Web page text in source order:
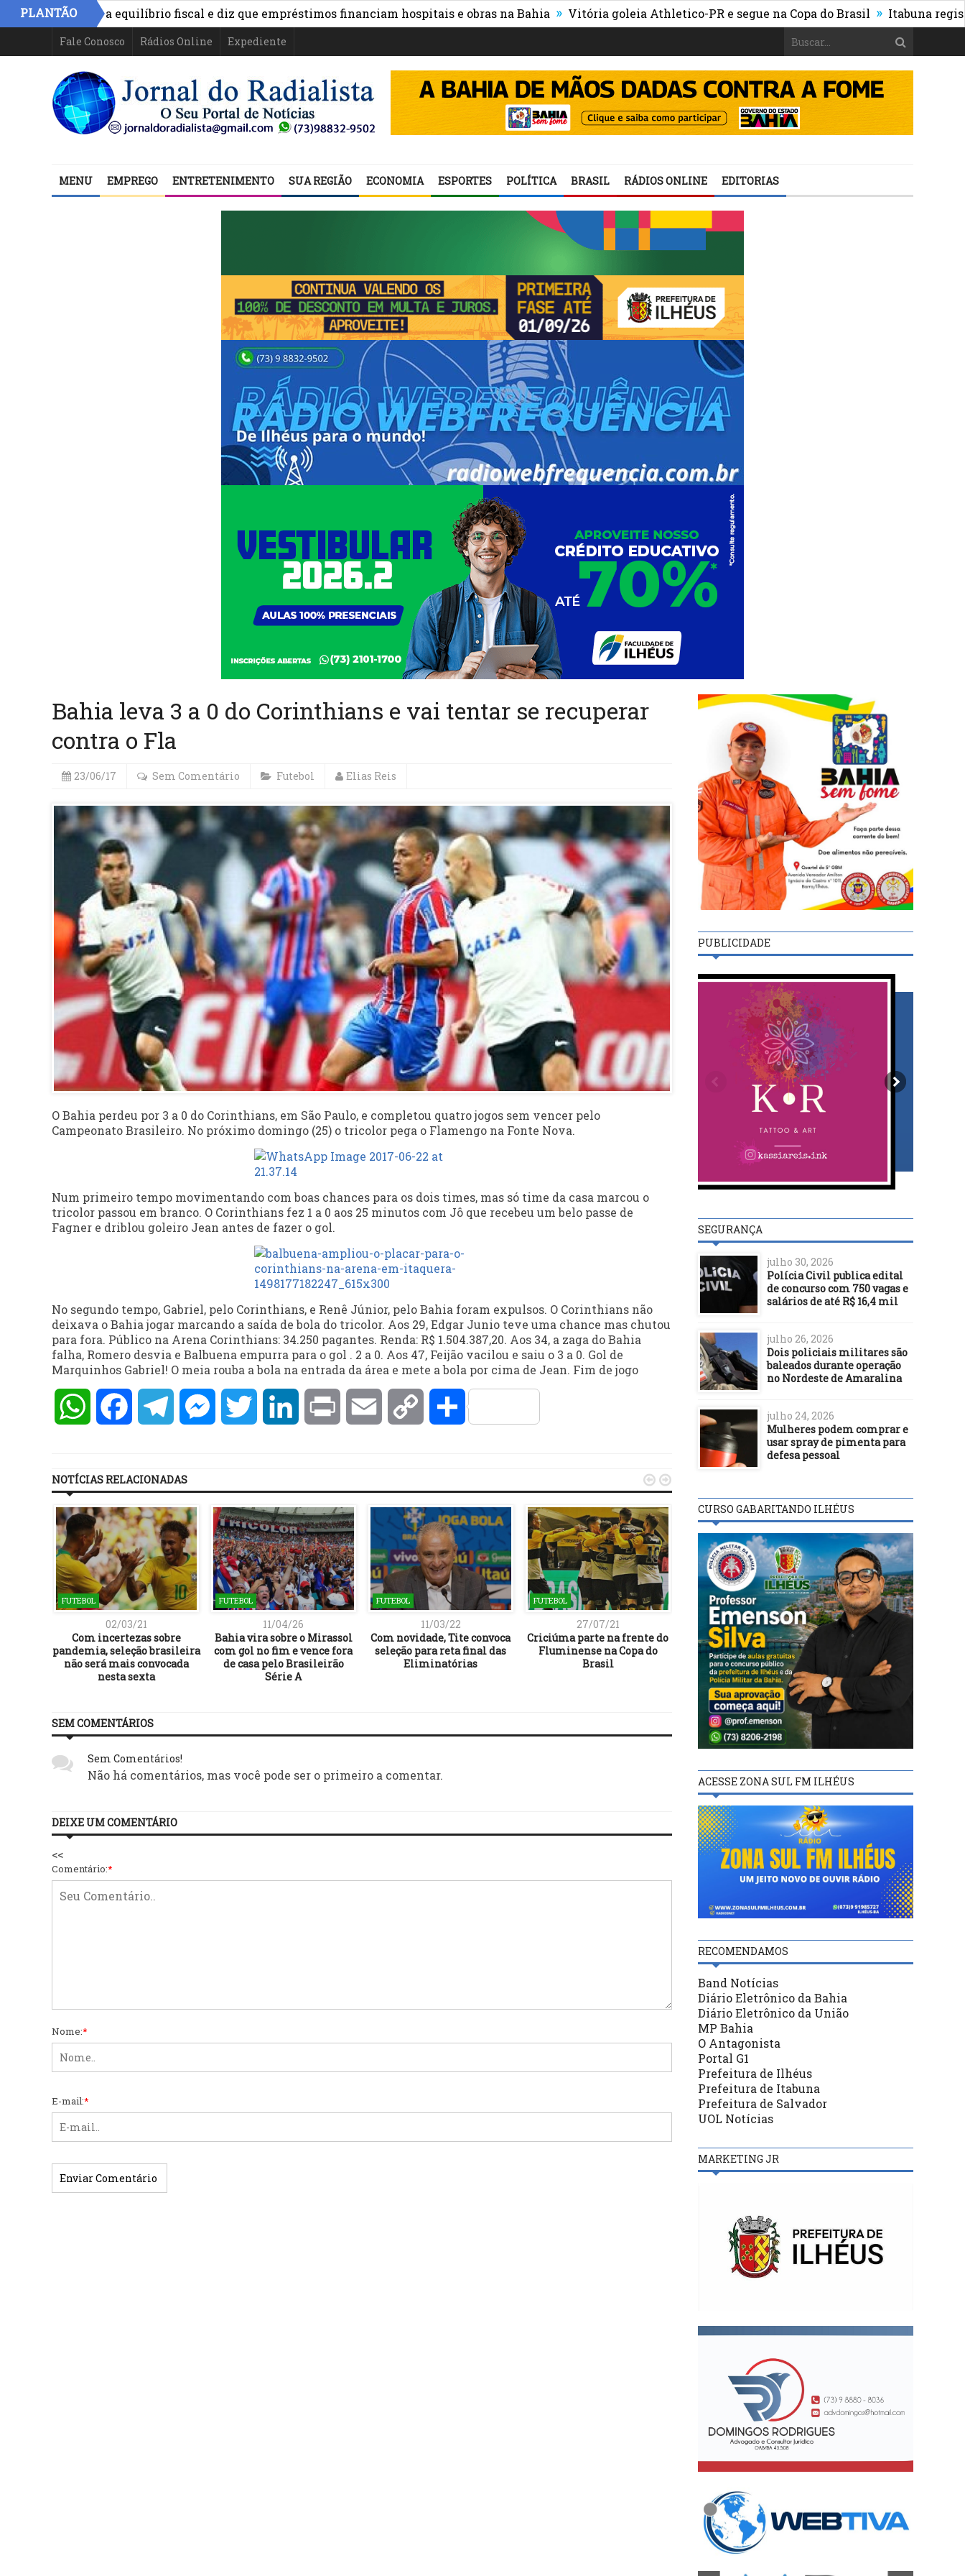
PLANTÃO
aponta equilíbrio fiscal e diz que empréstimos financiam hospitais e obras na Bahia » Vitória goleia Athletico-PR e segue na Copa do Brasil » Itabuna registra
Fale Conosco Rádios Online Expediente
MENU EMPREGO ENTRETENIMENTO SUA REGIÃO ECONOMIA ESPORTES POLÍTICA BRASIL RÁDIOS ONLINE EDITORIAS
Bahia leva 3 a 0 do Corinthians e vai tentar se recuperar
contra o Fla
23/06/17 Sem Comentário Futebol Elias Reis
O Bahia perdeu por 3 a 0 do Corinthians, em São Paulo, e completou quatro jogos sem vencer pelo
Campeonato Brasileiro. No próximo domingo (25) o tricolor pega o Flamengo na Fonte Nova.
Num primeiro tempo movimentando com boas chances para os dois times, mas só time da casa marcou o
tricolor passou em branco. O Corinthians fez 1 a 0 aos 25 minutos com Jô que recebeu um belo passe de
Fagner e driblou goleiro Jean antes de fazer o gol.
No segundo tempo, Gabriel, pelo Corinthians, e Renê Júnior, pelo Bahia foram expulsos. O Corinthians não
deixava o Bahia jogar marcando a saída de bola do tricolor. Aos 29, Edgar Junio teve uma chance mas chutou
para fora. Público na Arena Corinthians: 34.250 pagantes. Renda: R$ 1.504.387,20. Aos 34, a zaga do Bahia
falha, Romero desvia e Balbuena empurra para o gol . 2 a 0. Aos 47, Feijão vacilou e saiu o 3 a 0. Gol de
Marquinhos Gabriel! O meia rouba a bola na entrada da área e mete a bola por cima de Jean. Fim de jogo
WhatsAppFacebookTelegramMessengerTwitter LinkedInPrint Email Copy Compartilhar
NOTÍCIAS RELACIONADAS
FUTEBOL
02/03/21
Com incertezas sobre
pandemia, seleção brasileira
não será mais convocada
nesta sexta
FUTEBOL
11/04/26
Bahia vira sobre o Mirassol
com gol no fim e vence fora
de casa pelo Brasileirão
Série A
FUTEBOL
11/03/22
Com novidade, Tite convoca
seleção para reta final das
Eliminatórias
FUTEBOL
27/07/21
Criciúma parte na frente do
Fluminense na Copa do
Brasil
FUTEBOL
16/04/23
Vitória começa hoje sua
caminhada rumo a série A
em 2024
FUTEBOL
06/12/19
ILHÉUS: Radialista
César será o novo
imprensa do Colo Colo
 
SEM COMENTÁRIOS
Sem Comentários!
Não há comentários, mas você pode ser o primeiro a comentar.
DEIXE UM COMENTÁRIO
<<
Comentário:*
Nome:*
E-mail:*
PUBLICIDADE
SEGURANÇA
julho 30, 2026
Polícia Civil publica edital
de concurso com 750 vagas e
salários de até R$ 16,4 mil
julho 26, 2026
Dois policiais militares são
baleados durante operação
no Nordeste de Amaralina
julho 24, 2026
Mulheres podem comprar e
usar spray de pimenta para
defesa pessoal
CURSO GABARITANDO ILHÉUS
ACESSE ZONA SUL FM ILHÉUS
RECOMENDAMOS
Band Notícias
Diário Eletrônico da Bahia
Diário Eletrônico da União
MP Bahia
O Antagonista
Portal G1
Prefeitura de Ilhéus
Prefeitura de Itabuna
Prefeitura de Salvador
UOL Notícias
MARKETING JR